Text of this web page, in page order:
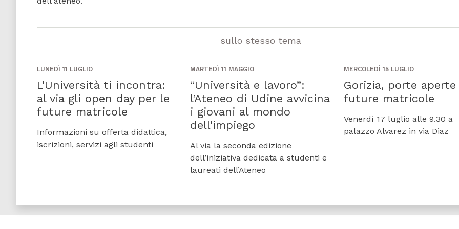
sullo stesso tema
LUNEDÌ 11 LUGLIO
L'Università ti incontra:
al via gli open day per le
future matricole
Informazioni su offerta didattica,
iscrizioni, servizi agli studenti
MARTEDÌ 11 MAGGIO
“Università e lavoro”:
l’Ateneo di Udine avvicina
i giovani al mondo
dell'impiego
Al via la seconda edizione
dell’iniziativa dedicata a studenti e
laureati dell’Ateneo
MERCOLEDÌ 15 LUGLIO
Gorizia, porte
future matricole
Venerdì 17 luglio alle 9.30 a
palazzo Alvarez in via Diaz